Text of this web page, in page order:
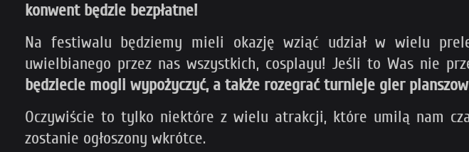
konwent będzie bezpłatne!
Na festiwalu będziemy mieli okazję wziąć udział w wielu
uwielbianego przez nas wszystkich, cosplayu! Jeśli to Was nie
będziecie mogli wypożyczyć, a także rozegrać turnieje gier
Oczywiście to tylko niektóre z wielu atrakcji, które umilą nam
zostanie ogłoszony wkrótce.